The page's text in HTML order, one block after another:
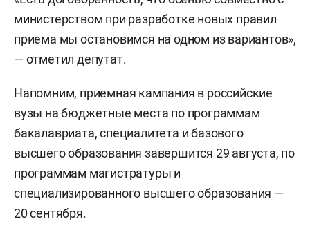
министерством при разработке новых правил
приема мы остановимся на одном из вариантов»,
— отметил депутат.
Напомним, приемная кампания в российские
вузы на бюджетные места по программам
бакалавриата, специалитета и базового
высшего образования завершится 29 августа, по
программам магистратуры и
специализированного высшего образования —
20 сентября.